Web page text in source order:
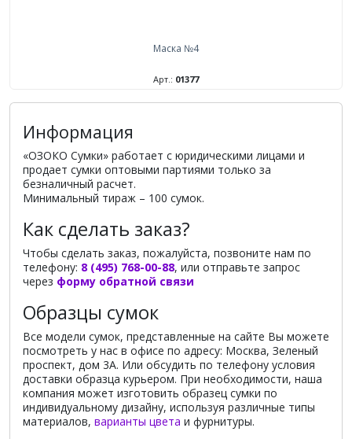
Маска №4
Арт.: 01377
Информация
«ОЗОКО Сумки» работает с юридическими лицами и
продает сумки оптовыми партиями только за
безналичный расчет.
Минимальный тираж – 100 сумок.
Как сделать заказ?
Чтобы сделать заказ, пожалуйста, позвоните нам по
телефону: 8 (495) 768-00-88, или отправьте запрос
через форму обратной связи
Образцы сумок
Все модели сумок, представленные на сайте Вы можете
посмотреть у нас в офисе по адресу: Москва, Зеленый
проспект, дом 3А. Или обсудить по телефону условия
доставки образца курьером. При необходимости, наша
компания может изготовить образец сумки по
индивидуальному дизайну, используя различные типы
материалов, варианты цвета и фурнитуры.